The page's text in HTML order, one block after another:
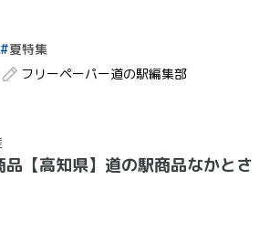
夏特集
フリーペーパー道の駅編集部
【高知県】道の駅商品なかとさ